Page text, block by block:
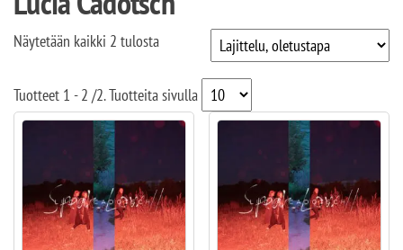
Näytetään kaikki 2 tulosta
Tuotteet 1 - 2 /2. Tuotteita sivulla